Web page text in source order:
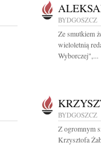
BYDGOSZCZ
Ze smutkiem
wieloletnią
Wyborczej",...
BYDGOSZCZ
Z ogromnym
Krzysztofa